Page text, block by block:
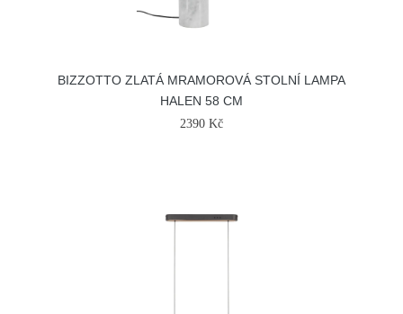
BIZZOTTO ZLATÁ MRAMOROVÁ STOLNÍ LAMPA
HALEN 58 CM
2390 Kč